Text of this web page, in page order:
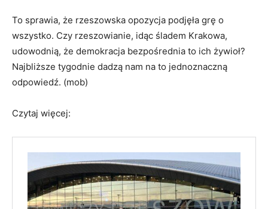
To sprawia, że rzeszowska opozycja podjęła grę o
wszystko. Czy rzeszowianie, idąc śladem Krakowa,
udowodnią, że demokracja bezpośrednia to ich żywioł?
Najbliższe tygodnie dadzą nam na to jednoznaczną
odpowiedź. (mob)
Czytaj więcej: